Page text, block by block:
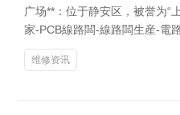
广场**：位于静安区，被誉为“
家-PCB線路闆-線路闆生産-電
维修资讯